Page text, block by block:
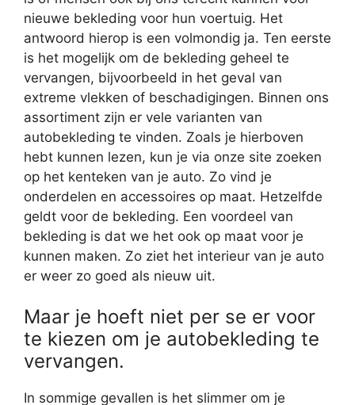
nieuwe bekleding voor hun voertuig. Het
antwoord hierop is een volmondig ja. Ten eerste
is het mogelijk om de bekleding geheel te
vervangen, bijvoorbeeld in het geval van
extreme vlekken of beschadigingen. Binnen ons
assortiment zijn er vele varianten van
autobekleding te vinden. Zoals je hierboven
hebt kunnen lezen, kun je via onze site zoeken
op het kenteken van je auto. Zo vind je
onderdelen en accessoires op maat. Hetzelfde
geldt voor de bekleding. Een voordeel van
bekleding is dat we het ook op maat voor je
kunnen maken. Zo ziet het interieur van je auto
er weer zo goed als nieuw uit.
Maar je hoeft niet per se er voor
te kiezen om je autobekleding te
vervangen.
In sommige gevallen is het slimmer om je